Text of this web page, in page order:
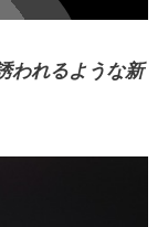
われるような新